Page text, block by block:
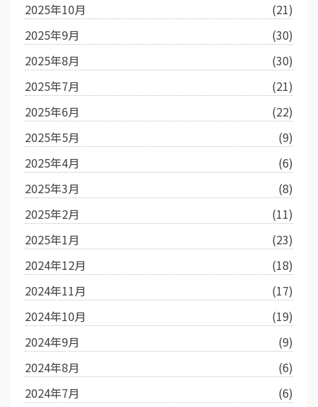
2025年10月
(21)
2025年9月
(30)
2025年8月
(30)
2025年7月
(21)
2025年6月
(22)
2025年5月
(9)
2025年4月
(6)
2025年3月
(8)
2025年2月
(11)
2025年1月
(23)
2024年12月
(18)
2024年11月
(17)
2024年10月
(19)
2024年9月
(9)
2024年8月
(6)
2024年7月
(6)